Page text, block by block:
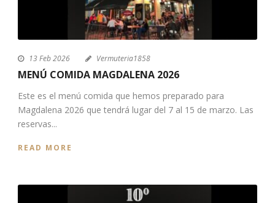
13 Feb 2026 Vermuteria1858
MENÚ COMIDA MAGDALENA 2026
Este es el menú comida que hemos preparado para
Magdalena 2026 que tendrá lugar del 7 al 15 de marzo. Las
reservas...
READ MORE